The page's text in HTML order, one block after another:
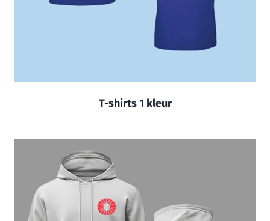
T-shirts 1 kleur